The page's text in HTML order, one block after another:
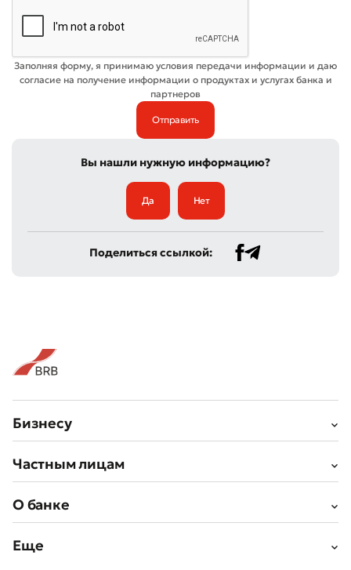
Заполняя форму, я принимаю условия передачи информации и даю
согласие на получение информации о продуктах и услугах банка и
партнеров
Вы нашли нужную информацию?
Да Нет
Поделиться ссылкой:
Бизнесу
Частным лицам
О банке
Еще